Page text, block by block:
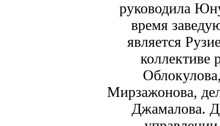
руководила
время
является
Мирзажонова,
Джамалова.